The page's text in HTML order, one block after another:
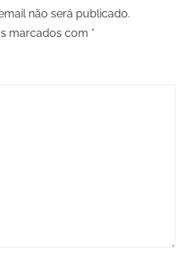
não será publicado.
marcados com *